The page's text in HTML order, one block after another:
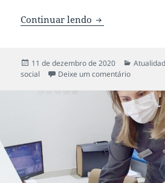
Continuar lendo Sorriso que traz
Publicado
em
11 de dezembro de 2020
social
Deixe um comentário